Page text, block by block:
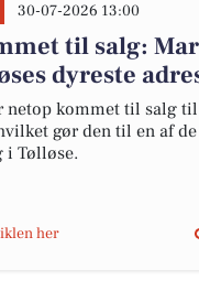
30-07-2026 13:00
til salg:
dyreste
netop kommet til salg
gør den til en af
i Tølløse.
her